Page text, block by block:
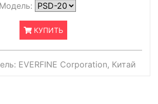
Модель:
КУПИТЬ
EVERFINE Corporation, Китай